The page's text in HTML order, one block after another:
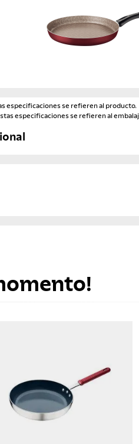
especificaciones se refieren al producto.
especificaciones se refieren al